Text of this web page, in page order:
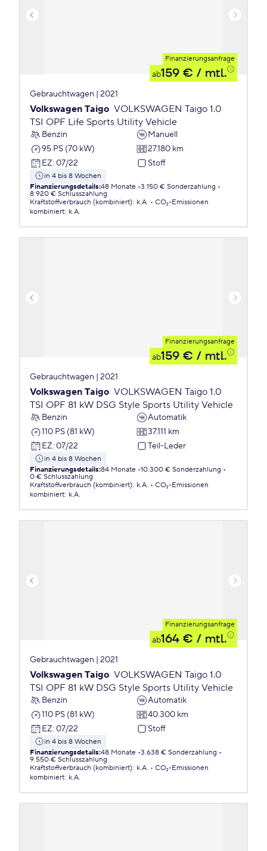
Finanzierungsanfrage
ab159 € / mtl.
Gebrauchtwagen | 2021
Volkswagen Taigo VOLKSWAGEN Taigo 1.0
TSI OPF Life Sports Utility Vehicle
Benzin
Manuell
95 PS (70 kW)
27.180 km
EZ: 07/22 Stoff
in 4 bis 8 Wochen
Finanzierungsdetails:48 Monate 3.150 € Sonderzahlung
8.920 € Schlusszahlung
Kraftstoffverbrauch (kombiniert): k.A.
CO₂-Emissionen
kombiniert: k.A.
Finanzierungsanfrage
ab159 € / mtl.
Gebrauchtwagen | 2021
Volkswagen Taigo VOLKSWAGEN Taigo 1.0
TSI OPF 81 kW DSG Style Sports Utility Vehicle
Benzin
Automatik
110 PS (81 kW)
37.111 km
EZ: 07/22 Teil-Leder
in 4 bis 8 Wochen
Finanzierungsdetails:84 Monate 10.300 € Sonderzahlung
0 € Schlusszahlung
Kraftstoffverbrauch (kombiniert): k.A.
CO₂-Emissionen
kombiniert: k.A.
Finanzierungsanfrage
ab164 € / mtl.
Gebrauchtwagen | 2021
Volkswagen Taigo VOLKSWAGEN Taigo 1.0
TSI OPF 81 kW DSG Style Sports Utility Vehicle
Benzin
Automatik
110 PS (81 kW)
40.300 km
EZ: 07/22 Stoff
in 4 bis 8 Wochen
Finanzierungsdetails:48 Monate 3.638 € Sonderzahlung
9.550 € Schlusszahlung
Kraftstoffverbrauch (kombiniert): k.A.
CO₂-Emissionen
kombiniert: k.A.